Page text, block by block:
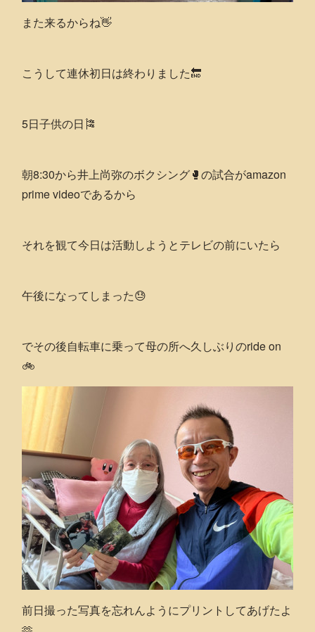
また来るからね👋
こうして連休初日は終わりました🔚
5日子供の日🎏
朝8:30から井上尚弥のボクシング🥊の試合がamazon
prime videoであるから
それを観て今日は活動しようとテレビの前にいたら
午後になってしまった😓
でその後自転車に乗って母の所へ久しぶりのride on
🚲
前日撮った写真を忘れんようにプリントしてあげたよ